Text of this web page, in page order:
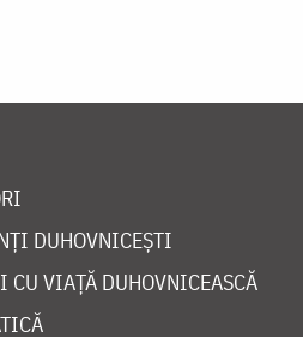
DUHOVNICEȘTI
CU VIAȚĂ DUHOVNICEASCĂ